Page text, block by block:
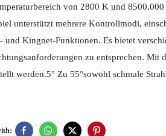
von 2800 K und
unterstützt mehrere Kontrollmodi,
und Kingnet-Funktionen. Es bietet
zu entsprechen. Mit
werden.5° Zu 55°sowohl schmale